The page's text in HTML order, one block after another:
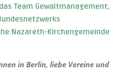
das Team Gewaltmanagement,
Nazareth-Kirchengemeinde
in Berlin, liebe Vereine und